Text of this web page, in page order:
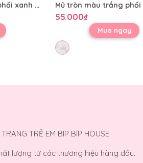
Set BTBC màu trắng phối xanh họa tiết mèo sao hỏa
55.000₫
Mua ngay
TRẺ EM BÍP BÍP HOUSE
lượng từ các thương hiệu hàng đầu.